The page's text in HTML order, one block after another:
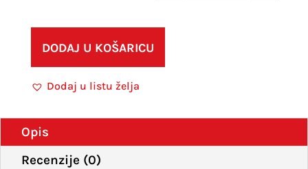
DODAJ U KOŠARICU
Dodaj u listu želja
Opis
Recenzije (0)